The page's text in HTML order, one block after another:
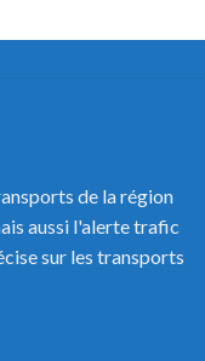
de la région
aussi l'alerte trafic
sur les transports